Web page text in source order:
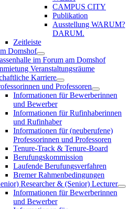
CAMPUS CITY
Publikation
Ausstellung WARUM?
DARUM.
Zeitleiste
Domshof
im Forum am Domshof
Veranstaltungsräume
Karriere
und Professoren
Informationen für Bewerberinnen
und Bewerber
Informationen für Rufinhaberinnen
und Rufinhaber
Informationen für (neuberufene)
Professorinnen und Professoren
Tenure-Track & Tenure-Board
Berufungskommission
Laufende Berufungsverfahren
Bremer Rahmenbedingungen
Researcher & (Senior) Lecturer
Informationen für Bewerberinnen
und Bewerber